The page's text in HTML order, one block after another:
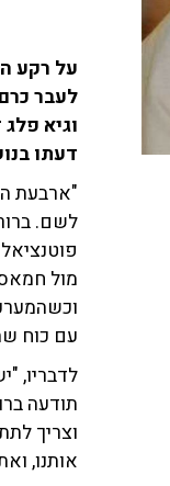
על רקע
לעבר
דעתו
"ארבעת
לשם.
מול
עם כוח
לדבריו,
תודעה
וצריך
אותנו,